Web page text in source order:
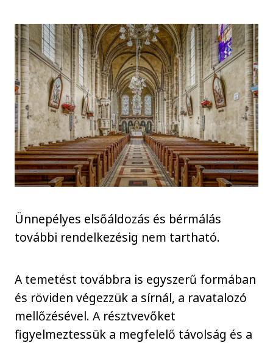
Ünnepélyes elsőáldozás és bérmálás
további rendelkezésig nem tartható.
A temetést továbbra is egyszerű formában
és röviden végezzük a sírnál, a ravatalozó
mellőzésével. A résztvevőket
figyelmeztessük a megfelelő távolság és a